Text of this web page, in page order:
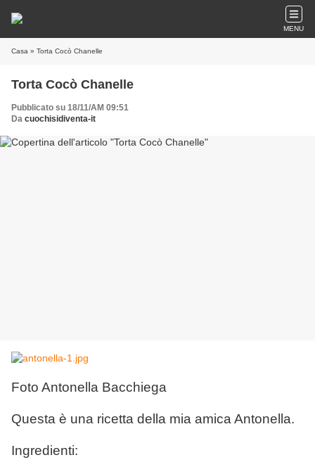
MENU
Casa » Torta Cocò Chanelle
Torta Cocò Chanelle
Pubblicato su 18/11/AM 09:51
Da cuochisidiventa-it
Foto Antonella Bacchiega
Questa è una ricetta della mia amica Antonella.
Ingredienti: